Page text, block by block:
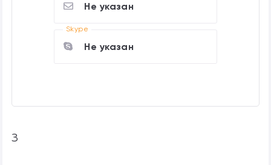
Не указан
Skype
Не указан
З